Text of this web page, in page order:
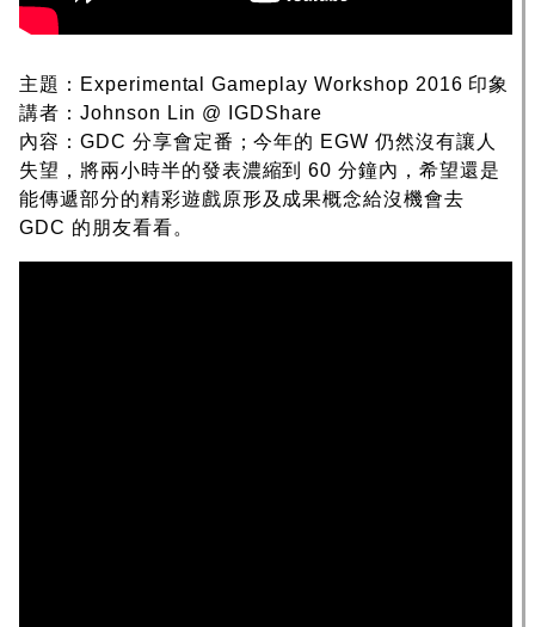
主題：Experimental Gameplay Workshop 2016 印象
講者：Johnson Lin @ IGDShare
內容：GDC 分享會定番；今年的 EGW 仍然沒有讓人
失望，將兩小時半的發表濃縮到 60 分鐘內，希望還是
能傳遞部分的精彩遊戲原形及成果概念給沒機會去
GDC 的朋友看看。